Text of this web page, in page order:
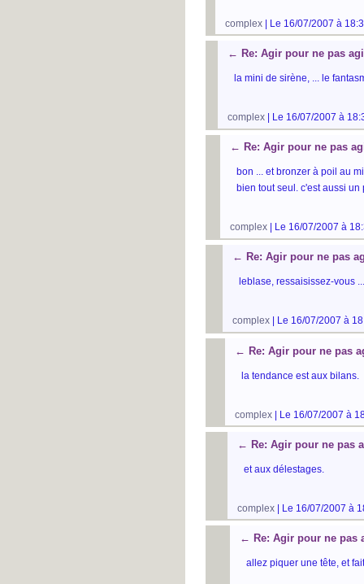
complex | Le 16/07/2007 à
← Re: Agir pour ne pas
la mini de sirène, ... le
complex | Le 16/07/2007 à
← Re: Agir pour ne pas
bon ... et bronzer à poil au
bien tout seul. c'est aussi
complex | Le 16/07/2007 à
← Re: Agir pour ne pas
leblase, ressaisissez-vous
complex | Le 16/07/2007 à
← Re: Agir pour ne pas
la tendance est aux bilans.
complex | Le 16/07/2007 à
← Re: Agir pour ne pas
et aux délestages.
complex | Le 16/07/2007 à
← Re: Agir pour ne pas
allez piquer une tête, et